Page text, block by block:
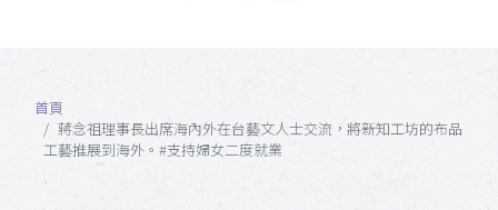
首頁
蔣念祖理事長出席海內外在台藝文人士交流，將新知工坊的布品
工藝推展到海外。#支持婦女二度就業